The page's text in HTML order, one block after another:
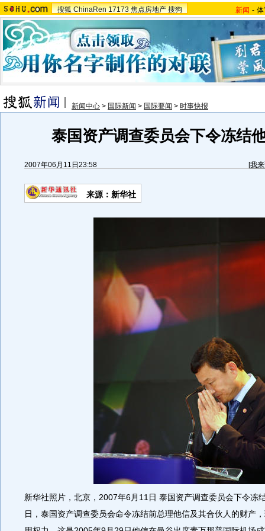
搜狐 ChinaRen 17173 焦点房地产 搜狗 新闻 -
新闻中心 > 国际新闻 > 国际要闻 > 时事快报
泰国资产调查委员会下令冻结
2007年06月11日23:58 [我
来源：新华社
新华社照片，北京，2007年6月11日 泰国资产调查委员会下令冻
日，泰国资产调查委员会命令冻结前总理他信及其合伙人的财产